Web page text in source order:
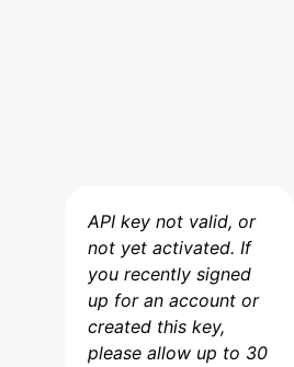
API key not valid, or
not yet activated. If
you recently signed
up for an account or
created this key,
please allow up to 30